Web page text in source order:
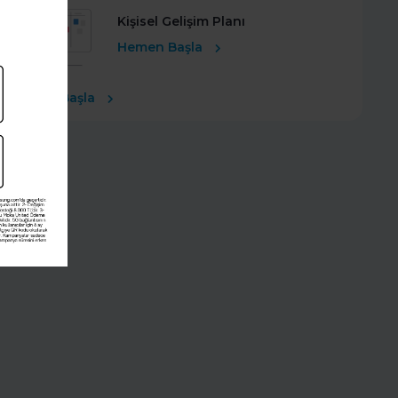
Kişisel Gelişim Planı
Hemen Başla
Ücretsiz Başla